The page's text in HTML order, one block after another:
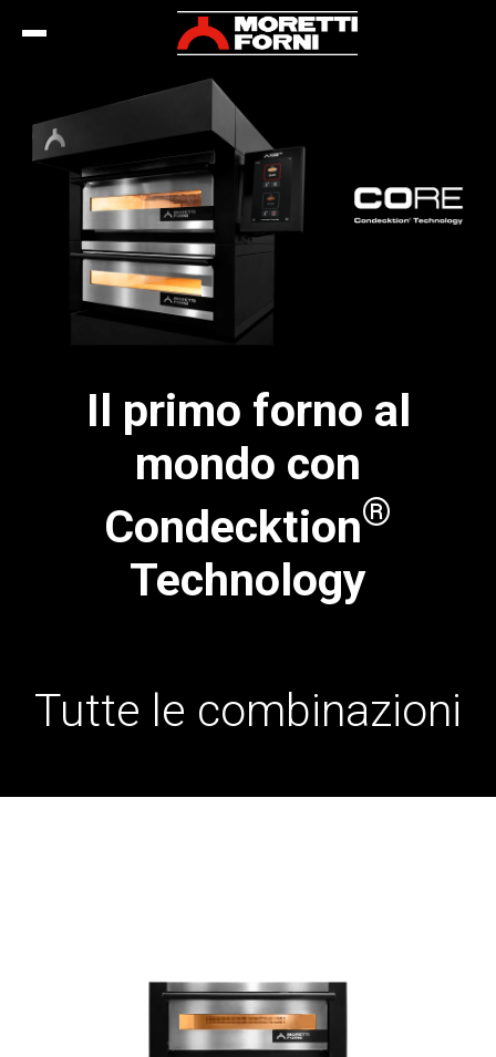
Il primo forno al
mondo con
Condecktion®
Technology
Tutte le combinazioni